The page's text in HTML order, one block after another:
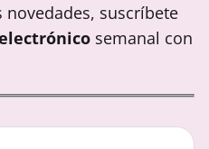
suscríbete
semanal con